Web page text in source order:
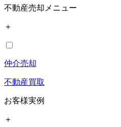
不動産売却メニュー
＋
仲介売却
不動産買取
お客様実例
＋